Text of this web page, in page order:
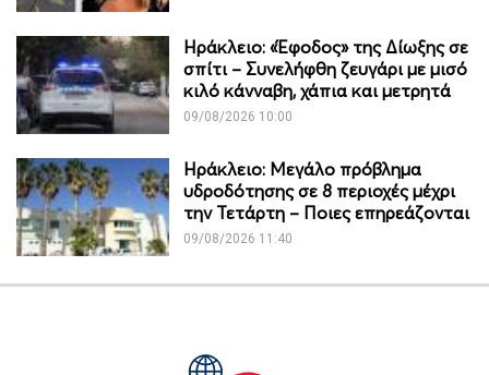
Ηράκλειο: «Έφοδος» της Δίωξης σε
σπίτι – Συνελήφθη ζευγάρι με μισό
κιλό κάνναβη, χάπια και μετρητά
09/08/2026 10:00
Ηράκλειο: Μεγάλο πρόβλημα
υδροδότησης σε 8 περιοχές μέχρι
την Τετάρτη – Ποιες επηρεάζονται
09/08/2026 11:40